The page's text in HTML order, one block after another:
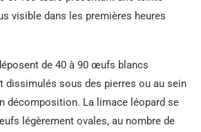
visible dans les premières heures
de 40 à 90 œufs blancs
dissimulés sous des pierres ou au sein
décomposition. La limace léopard se
légèrement ovales, au nombre de